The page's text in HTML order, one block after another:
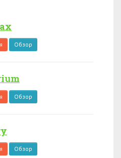
Обзор
Обзор
Обзор